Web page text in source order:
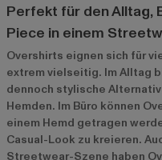
Perfekt für den Alltag,
Piece in einem
Overshirts eignen sich für
extrem vielseitig. Im Alltag
dennoch stylische
Hemden. Im Büro können
einem Hemd getragen
Casual-Look zu kreieren.
Streetwear-Szene haben